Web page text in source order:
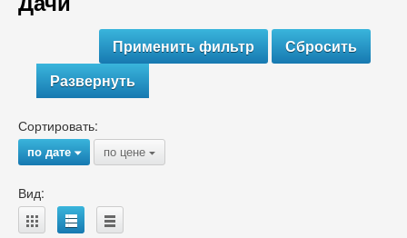
Развернуть
Сортировать:
по дате{ по цене {
Вид:
A B C